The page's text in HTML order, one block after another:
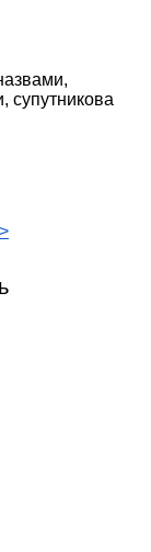
супутникова